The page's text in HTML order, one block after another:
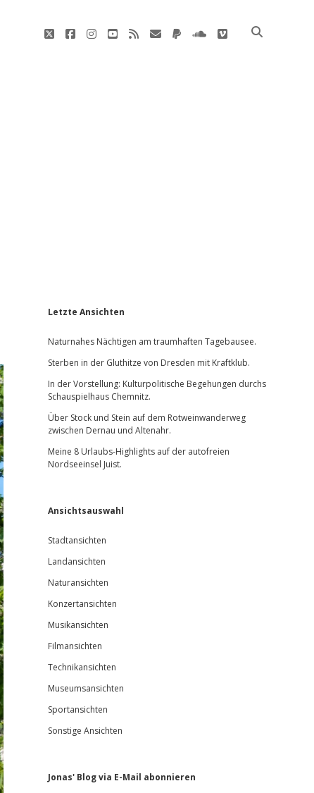
twitterfacebookinstagram
youtube
rss E-
paypalsoundcloud
vimeo
Sidebar
Letzte Ansichten
Naturnahes Nächtigen am traumhaften Tagebausee.
Sterben in der Gluthitze von Dresden mit Kraftklub.
In der Vorstellung: Kulturpolitische Begehungen durchs
Schauspielhaus Chemnitz.
Über Stock und Stein auf dem Rotweinwanderweg
zwischen Dernau und Altenahr.
Meine 8 Urlaubs-Highlights auf der autofreien
Nordseeinsel Juist.
Ansichtsauswahl
Stadtansichten
Landansichten
Naturansichten
Konzertansichten
Musikansichten
Filmansichten
Technikansichten
Museumsansichten
Sportansichten
Sonstige Ansichten
Jonas' Blog via E-Mail abonnieren